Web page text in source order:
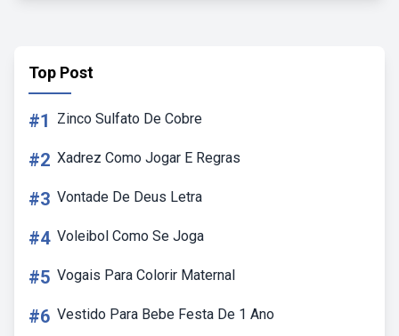
Top Post
#1 Zinco Sulfato De Cobre
#2 Xadrez Como Jogar E Regras
#3 Vontade De Deus Letra
#4 Voleibol Como Se Joga
#5 Vogais Para Colorir Maternal
#6 Vestido Para Bebe Festa De 1 Ano